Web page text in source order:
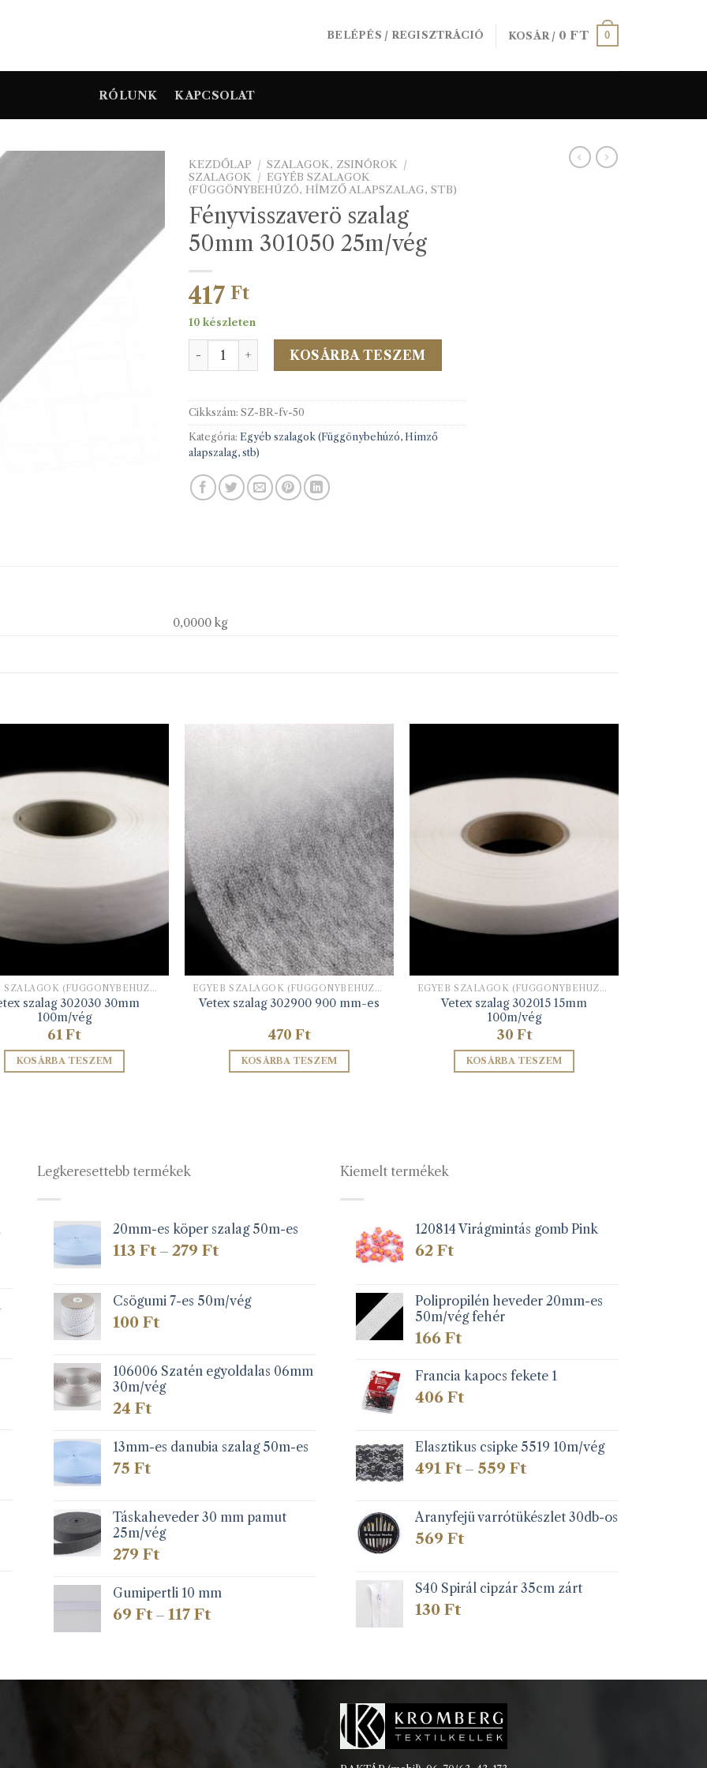
BELÉPÉS / REGISZTRÁCIÓ KOSÁR / 0FT 0
RÓLUNK KAPCSOLAT
KEZDŐLAP / SZALAGOK, ZSINÓROK /
SZALAGOK / EGYÉB SZALAGOK
(FÜGGÖNYBEHÚZÓ, HÍMZŐ ALAPSZALAG, STB)
Fényvisszaverö szalag
50mm 301050 25m/vég
417 Ft
10 készleten
Fényvisszaverö szalag 50mm 301050 25m/vég mennyiség
KOSÁRBA TESZEM
Cikkszám: SZ-BR-fv-50
Kategória: Egyéb szalagok (Függönybehúzó, Hímző
alapszalag, stb)
0,0000 kg
EGYÉB SZALAGOK (FÜGGÖNYBEHÚZÓ, HÍMZŐ ALAPSZALAG, STB)
szalag 302030 30mm
100m/vég
61 Ft
KOSÁRBA TESZEM
EGYÉB SZALAGOK (FÜGGÖNYBEHÚZÓ, HÍMZŐ ALAPSZALAG, STB)
Vetex szalag 302900 900 mm-es
470 Ft
KOSÁRBA TESZEM
EGYÉB SZALAGOK (FÜGGÖNYBEHÚZÓ, HÍMZŐ ALAPSZALAG, STB)
Vetex szalag 302015 15mm
100m/vég
30 Ft
KOSÁRBA TESZEM
Legkeresettebb termékek
20mm-es köper szalag 50m-es
113Ft – 279FtÁrtartomány:
279 Ft
Csögumi 7-es 50m/vég
100Ft
106006 Szatén egyoldalas 06mm
30m/vég
24Ft
13mm-es danubia szalag 50m-es
75Ft
Táskaheveder 30 mm pamut
25m/vég
279Ft
Gumipertli 10 mm
69Ft – 117FtÁrtartomány:
Kiemelt termékek
120814 Virágmintás gomb Pink
62Ft
Polipropilén heveder 20mm-es
50m/vég fehér
166Ft
Francia kapocs fekete 1
406Ft
Elasztikus csipke 5519 10m/vég
491Ft – 559FtÁrtartomány:
559 Ft
Aranyfejü varrótükészlet 30db-os
569Ft
S40 Spirál cipzár 35cm zárt
130Ft